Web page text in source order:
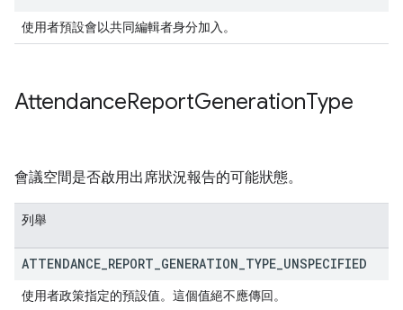
使用者預設會以共同編輯者身分加入。
AttendanceReportGenerationType
會議空間是否啟用出席狀況報告的可能狀態。
列舉
ATTENDANCE REPORT GENERATION TYPE UNSPECIFIED
使用者政策指定的預設值。這個值絕不應傳回。